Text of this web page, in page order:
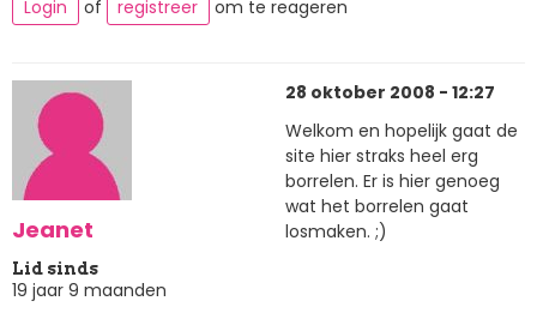
Login of registreer om te reageren
Jeanet
Lid sinds
19 jaar 9 maanden
28 oktober 2008 - 12:27
Welkom en hopelijk gaat de
site hier straks heel erg
borrelen. Er is hier genoeg
wat het borrelen gaat
losmaken. ;)